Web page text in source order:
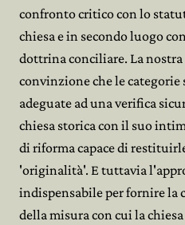
confronto critico con lo
chiesa e in secondo luogo
dottrina conciliare. La nostra
convinzione che le
adeguate ad una verifica
chiesa storica con il suo
di riforma capace di
'originalità'. E tuttavia
indispensabile per fornire la
della misura con cui la